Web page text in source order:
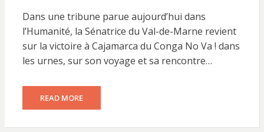
Dans une tribune parue aujourd’hui dans
l’Humanité, la Sénatrice du Val-de-Marne revient
sur la victoire à Cajamarca du Conga No Va ! dans
les urnes, sur son voyage et sa rencontre…
READ MORE